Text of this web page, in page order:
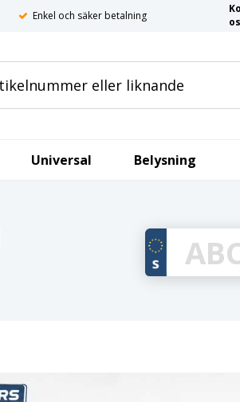
Enkel och säker betalning
Universal Belysning